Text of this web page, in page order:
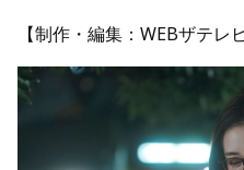
【制作・編集：WEBザテレ